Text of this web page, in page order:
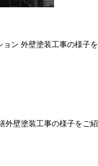
ン 外壁塗装工事の様子
壁塗装工事の様子をご